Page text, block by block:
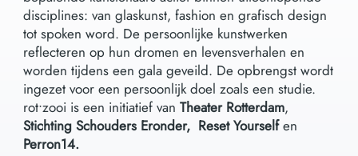
disciplines: van glaskunst, fashion en grafisch design
tot spoken word. De persoonlijke kunstwerken
reflecteren op hun dromen en levensverhalen en
worden tijdens een gala geveild. De opbrengst wordt
ingezet voor een persoonlijk doel zoals een studie.
rot•zooi is een initiatief van Theater Rotterdam,
Stichting Schouders Eronder, Reset Yourselfen
Perron14.